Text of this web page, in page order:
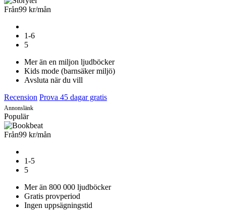
Från99 kr/mån
1-6
5
Mer än en miljon ljudböcker
Kids mode (barnsäker miljö)
Avsluta när du vill
Recension Prova 45 dagar gratis
Annonslänk
Populär
Från99 kr/mån
1-5
5
Mer än 800 000 ljudböcker
Gratis provperiod
Ingen uppsägningstid